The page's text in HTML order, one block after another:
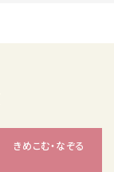
きめこむ・なぞる